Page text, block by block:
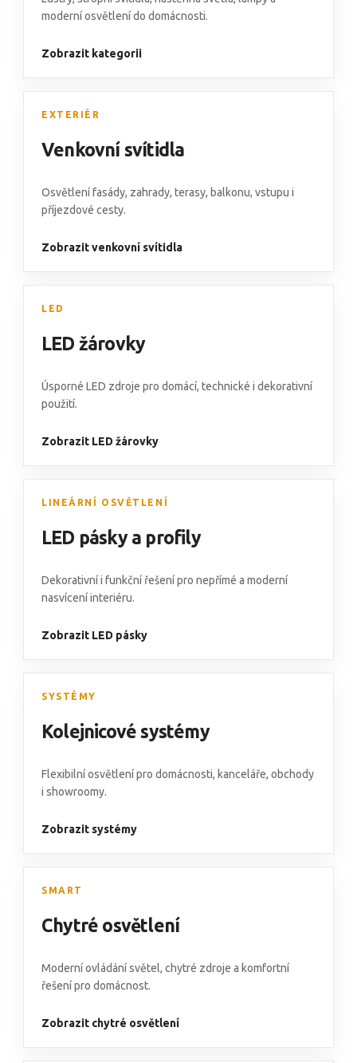
moderní osvětlení do domácnosti.
Zobrazit kategorii
EXTERIÉR
Venkovní svítidla
Osvětlení fasády, zahrady, terasy, balkonu, vstupu i
příjezdové cesty.
Zobrazit venkovní svítidla
LED
LED žárovky
Úsporné LED zdroje pro domácí, technické i dekorativní
použití.
Zobrazit LED žárovky
LINEÁRNÍ OSVĚTLENÍ
LED pásky a profily
Dekorativní i funkční řešení pro nepřímé a moderní
nasvícení interiéru.
Zobrazit LED pásky
SYSTÉMY
Kolejnicové systémy
Flexibilní osvětlení pro domácnosti, kanceláře, obchody
i showroomy.
Zobrazit systémy
SMART
Chytré osvětlení
Moderní ovládání světel, chytré zdroje a komfortní
řešení pro domácnost.
Zobrazit chytré osvětlení